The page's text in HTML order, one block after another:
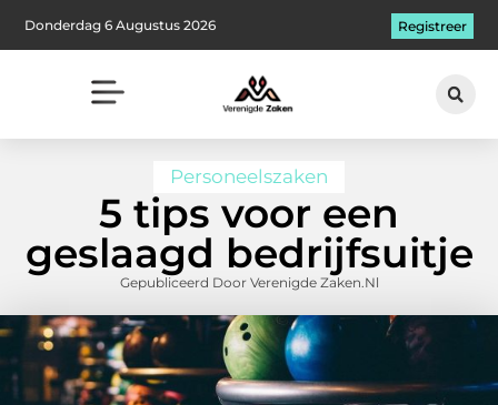
Donderdag 6 Augustus 2026 Registreer
Personeelszaken
5 tips voor een
geslaagd bedrijfsuitje
Gepubliceerd Door Verenigde Zaken.nl